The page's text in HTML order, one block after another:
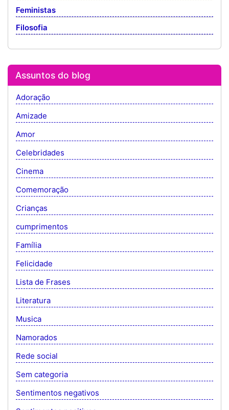
Feministas
Filosofia
Assuntos do blog
Adoração
Amizade
Amor
Celebridades
Cinema
Comemoração
Crianças
cumprimentos
Família
Felicidade
Lista de Frases
Literatura
Musica
Namorados
Rede social
Sem categoria
Sentimentos negativos